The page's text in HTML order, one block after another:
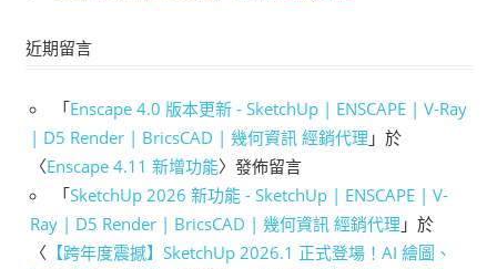
近期留言
「Enscape 4.0 版本更新 - SketchUp | ENSCAPE | V-Ray
| D5 Render | BricsCAD | 幾何資訊 經銷代理 」於
〈Enscape 4.11 新增功能〉發佈留言
「SketchUp 2026 新功能 - SketchUp | ENSCAPE | V-
Ray | D5 Render | BricsCAD | 幾何資訊 經銷代理 」於
〈 【跨年度震撼】SketchUp 2026.1 正式登場！AI 繪圖、